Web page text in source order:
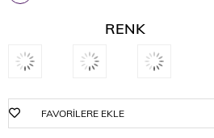
RENK
FAVORILERE EKLE